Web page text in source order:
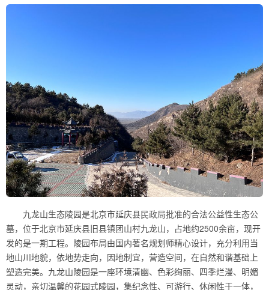
九龙山生态陵园是北京市延庆县民政局批准的合法公益性生态公
墓，位于北京市延庆县旧县镇团山村九龙山，占地约2500余亩，现开
发的是一期工程。陵园布局由国内著名规划师精心设计，充分利用当
地山川地貌，依地势走向，因地制宜，营造空间，在自然和谐基础上
塑造完美。九龙山陵园是一座环境清幽、色彩绚丽、四季烂漫、明媚
灵动，亲切温馨的花园式陵园，集纪念性、可游行、休闲性于一体，